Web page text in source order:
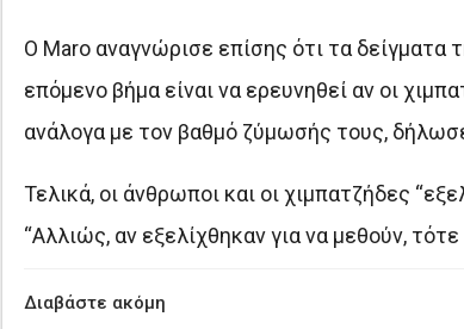
Ο Maro αναγνώρισε επίσης ότι τα δείγματα
επόμενο βήμα είναι να ερευνηθεί αν οι
ανάλογα με τον βαθμό ζύμωσής τους,
Τελικά, οι άνθρωποι και οι χιμπατζήδες
“Αλλιώς, αν εξελίχθηκαν για να μεθούν,
Διαβάστε ακόμη